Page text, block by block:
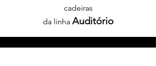
Projects
cadeiras
da linha Auditório